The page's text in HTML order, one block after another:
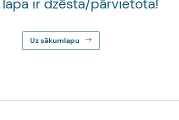
Uz sākumlapu